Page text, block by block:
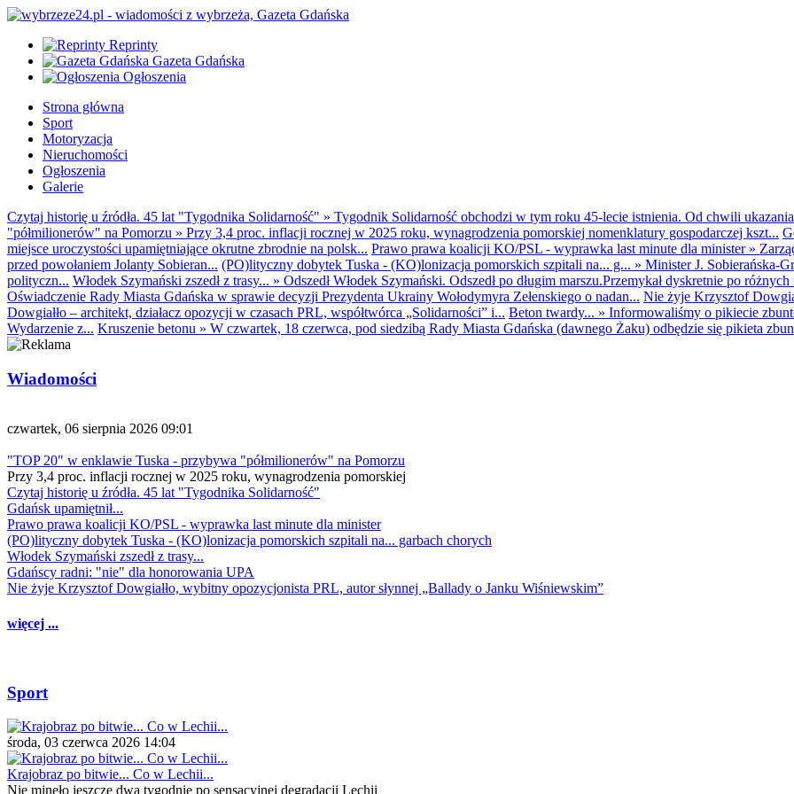
Reprinty
Gazeta Gdańska
Ogłoszenia
Strona główna
Sport
Motoryzacja
Nieruchomości
Ogłoszenia
Galerie
Czytaj historię u źródła. 45 lat "Tygodnika Solidarność" » Tygodnik Solidarność obchodzi w tym roku 45-lecie istnienia. Od chwili
"półmilionerów" na Pomorzu » Przy 3,4 proc. inflacji rocznej w 2025 roku, wynagrodzenia pomorskiej nomenklatury gospodarczej kszt...
miejsce uroczystości upamiętniające okrutne zbrodnie na polsk... Prawo prawa koalicji KO/PSL - wyprawka last minute dla minister»
przed powołaniem Jolanty Sobieran... (PO)lityczny dobytek Tuska - (KO)lonizacja pomorskich szpitali na... g... » Minister J. Sobierańska-
polityczn... Włodek Szymański zszedł z trasy... » Odszedł Włodek Szymański. Odszedł po długim marszu.Przemykał dyskretnie po
Oświadczenie Rady Miasta Gdańska w sprawie decyzji Prezydenta Ukrainy Wołodymyra Zełenskiego o nadan... Nie żyje Krzysztof
Dowgiałło – architekt, działacz opozycji w czasach PRL, współtwórca „Solidarności” i... Beton twardy... » Informowaliśmy o pikiecie
Wydarzenie z... Kruszenie betonu » W czwartek, 18 czerwca, pod siedzibą Rady Miasta Gdańska (dawnego Żaku) odbędzie się pikieta
Wiadomości
czwartek, 06 sierpnia 2026 09:01
"TOP 20" w enklawie Tuska - przybywa "półmilionerów" na Pomorzu
Przy 3,4 proc. inflacji rocznej w 2025 roku, wynagrodzenia pomorskiej
Czytaj historię u źródła. 45 lat "Tygodnika Solidarność"
Gdańsk upamiętnił...
Prawo prawa koalicji KO/PSL - wyprawka last minute dla minister
(PO)lityczny dobytek Tuska - (KO)lonizacja pomorskich szpitali na... garbach chorych
Włodek Szymański zszedł z trasy...
Gdańscy radni: "nie" dla honorowania UPA
Nie żyje Krzysztof Dowgiałło, wybitny opozycjonista PRL, autor słynnej „Ballady o Janku Wiśniewskim”
więcej ...
Sport
środa, 03 czerwca 2026 14:04
Krajobraz po bitwie... Co w Lechii...
Nie minęło jeszcze dwa tygodnie po sensacyjnej degradacji Lechii